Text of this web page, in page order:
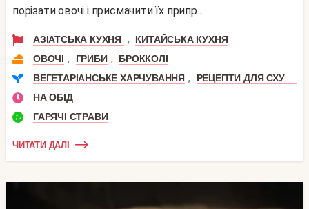
порізати овочі і присмачити їх припр...
АЗІАТСЬКА КУХНЯ ,
КИТАЙСЬКА КУХНЯ
ОВОЧІ , ГРИБИ ,
БРОККОЛІ
ВЕГЕТАРІАНСЬКЕ ХАРЧУВАННЯ ,
РЕЦЕПТИ ДЛЯ СХУДНЕННЯ
НА ОБІД
ГАРЯЧІ СТРАВИ
ЧИТАТИ ДАЛІ